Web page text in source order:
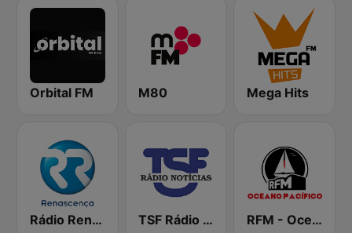
Orbital FM M80 Mega Hits
Rádio Renascença TSF Rádio Notícias RFM - Oceano Pacífico Online